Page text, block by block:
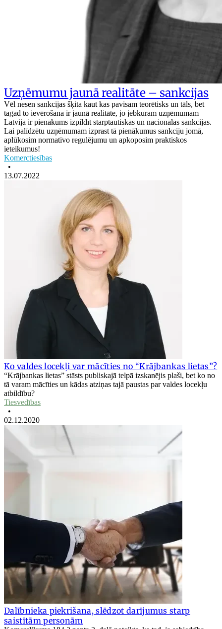
Uzņēmumu jaunā realitāte – sankcijas
Vēl nesen sankcijas šķita kaut kas pavisam teorētisks un tāls, bet
tagad to ievērošana ir jaunā realitāte, jo jebkuram uzņēmumam
Latvijā ir pienākums izpildīt starptautiskās un nacionālās sankcijas.
Lai palīdzētu uzņēmumam izprast tā pienākumus sankciju jomā,
aplūkosim normatīvo regulējumu un apkoposim praktiskos
ieteikumus!
Komerctiesības
•
13.07.2022
Ko valdes locekļi var mācīties no “Krājbankas lietas”?
“Krājbankas lietas” stāsts publiskajā telpā izskanējis plaši, bet ko no
tā varam mācīties un kādas atziņas tajā paustas par valdes locekļu
atbildību?
Tiesvedības
•
02.12.2020
Dalībnieka piekrišana, slēdzot darījumus starp
saistītām personām